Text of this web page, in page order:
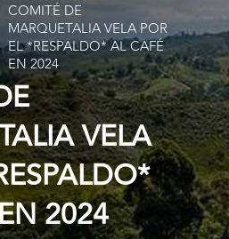
COMITÉ DE
MARQUETALIA VELA POR
EL *RESPALDO* AL CAFÉ
EN 2024
VELA
2024